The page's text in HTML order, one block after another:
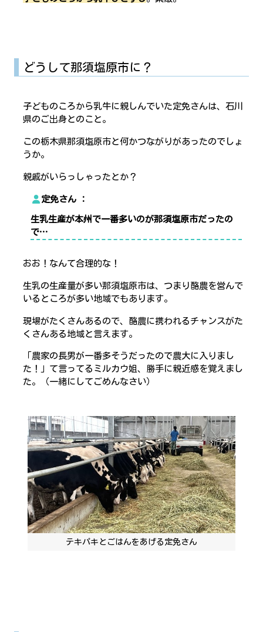
どうして那須塩原市に？
子どものころから乳牛に親しんでいた定免さんは、石川
県のご出身とのこと。
この栃木県那須塩原市と何かつながりがあったのでしょ
うか。
親戚がいらっしゃったとか？
定免さん
生乳生産が本州で一番多いのが那須塩原市だったの
で…
おお！なんて合理的な！
生乳の生産量が多い那須塩原市は、つまり酪農を営んで
いるところが多い地域でもあります。
現場がたくさんあるので、酪農に携われるチャンスがた
くさんある地域と言えます。
「農家の長男が一番多そうだったので農大に入りまし
た！」て言ってるミルカウ姐、勝手に親近感を覚えまし
た。（一緒にしてごめんなさい）
テキパキとごはんをあげる定免さん